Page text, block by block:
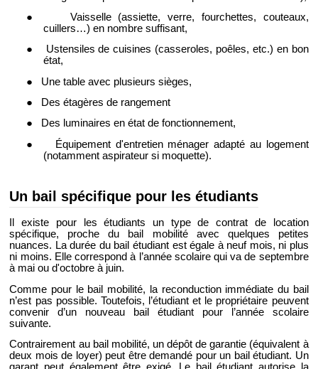
●
Vaisselle (assiette, verre, fourchettes, couteaux,
cuillers…) en nombre suffisant,
●
Ustensiles de cuisines (casseroles, poêles, etc.) en bon
état,
●
Une table avec plusieurs sièges,
●
Des étagères de rangement
●
Des luminaires en état de fonctionnement,
●
Équipement d'entretien ménager adapté au logement
(notamment aspirateur si moquette).
Un bail spécifique pour les étudiants
Il existe pour les étudiants un type de contrat de location
spécifique, proche du bail mobilité avec quelques petites
nuances. La durée du bail étudiant est égale à neuf mois, ni plus
ni moins. Elle correspond à l’année scolaire qui va de septembre
à mai ou d'octobre à juin.
Comme pour le bail mobilité, la reconduction immédiate du bail
n’est pas possible. Toutefois, l’étudiant et le propriétaire peuvent
convenir d’un nouveau bail étudiant pour l’année scolaire
suivante.
Contrairement au bail mobilité, un dépôt de garantie (équivalent à
deux mois de loyer) peut être demandé pour un bail étudiant. Un